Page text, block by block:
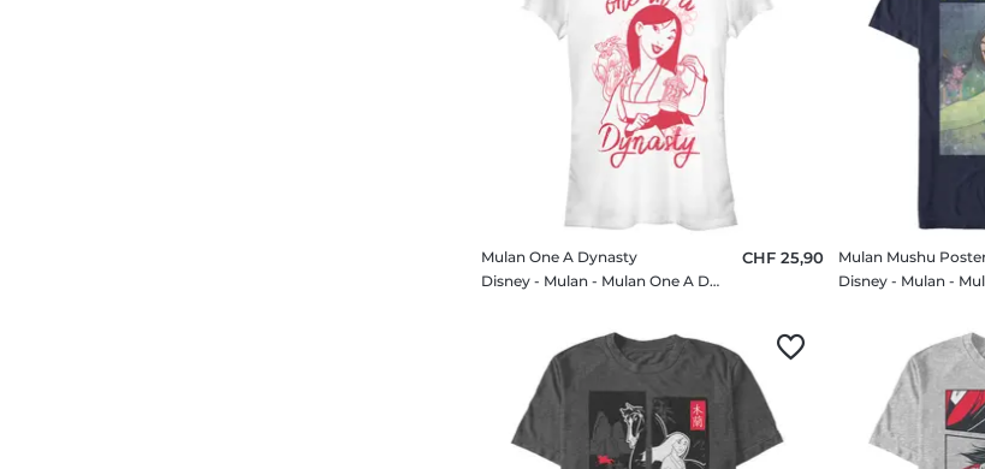
Mulan One A Dynasty
Disney - Mulan - Mulan One A Dynasty - Femme T-shirt
CHF 25,90
Mulan Mushu